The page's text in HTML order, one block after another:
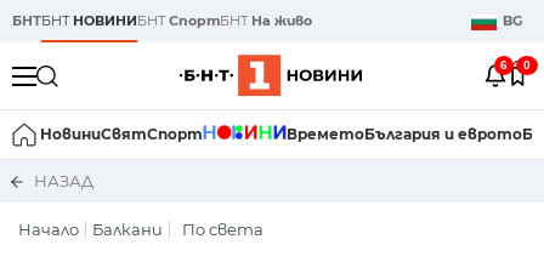
БНТБНТ НОВИНИБНТСпортБНТ На живо BG
6 0
НовиниСвятСпорт ВреметоБългария и еврото
НАЗАД
Начало Балкани По света